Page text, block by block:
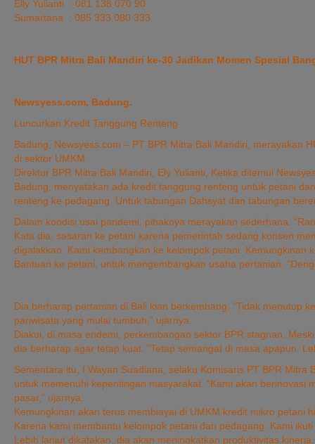
Elly Yulianti : 081 138 070 90
Sumartana : 085 333 080 333
HUT BPR Mitra Bali Mandiri ke-30 Jadikan Momen Spesial
Newsyess.com, Badung.
Luncurkan Kredit Tanggung Renteng
Badung, Newsyess.com – PT BPR Mitra Bali Mandiri, merayakan
di sektor UMKM.
Direktur BPR Mitra Bali Mandiri, Ely Yulianti, Ketika ditemui
Badung, menyatakan ada kredit tanggung renteng untuk petani
renteng ke pedagang. Untuk tabungan Dahsyat dan tabungan
Dalam kondisi usai pandemi, pihaknya merayakan sederhana.
Kata dia, sasaran ke petani karena pemerintah sedang konsen
digalakkan. Kami kembangkan ke kelompok petani. Kemungkinan
Bantuan ke petani, untuk mengembangkan usaha pertanian.
Dia berharap pertanian di Bali kian berkembang. “Tidak menutup
pariwisata yang mulai tumbuh,” ujarnya.
Diakui, di masa endemi, perkembangan sektor BPR stagnan.
dia berharap agar tetap kuat. “Tetap semangat di masa apapun.
Sementara itu, I Wayan Suadiana, selaku Komisaris PT BPR
untuk memenuhi kepentingan masyarakat. “Kami akan
pasar,” ujarnya.
Kemungkinan akan terus membiayai di UMKM kredit mikro petani
Karena kami membantu kelompok petani dan pedagang. Kami
Lebih lanjut dikatakan, dia akan meningkatkan produktivitas